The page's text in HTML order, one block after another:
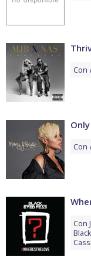
Con
Con
Con